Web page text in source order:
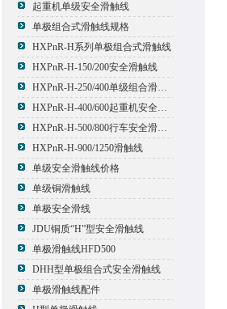
起重机单级安全滑触线
单极组合式滑触线规格
HXPnR-H系列单极组合式滑触线
HXPnR-H-150/200安全滑触线
HXPnR-H-250/400单级组合滑触线
HXPnR-H-400/600起重机安全滑触线
HXPnR-H-500/800行车安全滑触线
HXPnR-H-900/1250滑触线
单级安全滑触线价格
单级铜滑触线
单极安全滑线
JDU铜质“H”型安全滑触线
单极滑触线HFD500
DHH型单极组合式安全滑触线
单极滑触线配件